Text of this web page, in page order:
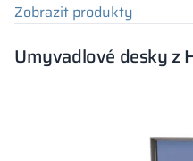
Zobrazit produkty
Umyvadlové desky z